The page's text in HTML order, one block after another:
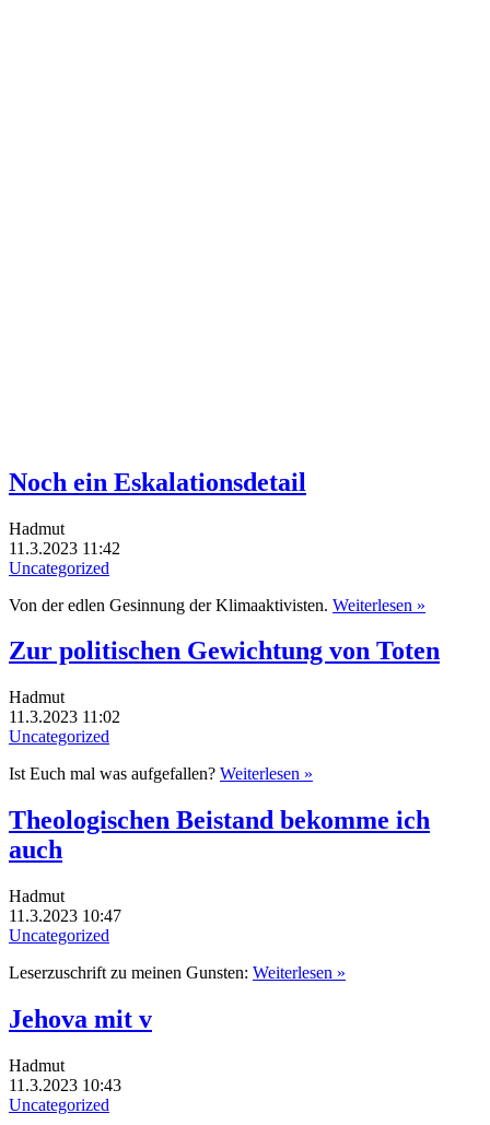
Noch ein Eskalationsdetail
Hadmut
11.3.2023 11:42
Uncategorized
Von der edlen Gesinnung der Klimaaktivisten. Weiterlesen »
Zur politischen Gewichtung von Toten
Hadmut
11.3.2023 11:02
Uncategorized
Ist Euch mal was aufgefallen? Weiterlesen »
Theologischen Beistand bekomme ich
auch
Hadmut
11.3.2023 10:47
Uncategorized
Leserzuschrift zu meinen Gunsten: Weiterlesen »
Jehova mit v
Hadmut
11.3.2023 10:43
Uncategorized